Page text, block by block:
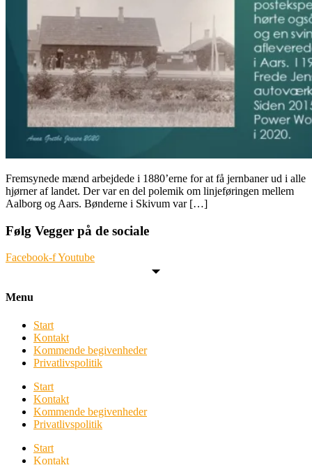
Fremsynede mænd arbejdede i 1880’erne for at få jernbaner ud i alle
hjørner af landet. Der var en del polemik om linjeføringen mellem
Aalborg og Aars. Bønderne i Skivum var […]
Følg Vegger på de sociale
Facebook-fYoutube
Menu
Start
Kontakt
Kommende begivenheder
Privatlivspolitik
Start
Kontakt
Kommende begivenheder
Privatlivspolitik
Start
Kontakt